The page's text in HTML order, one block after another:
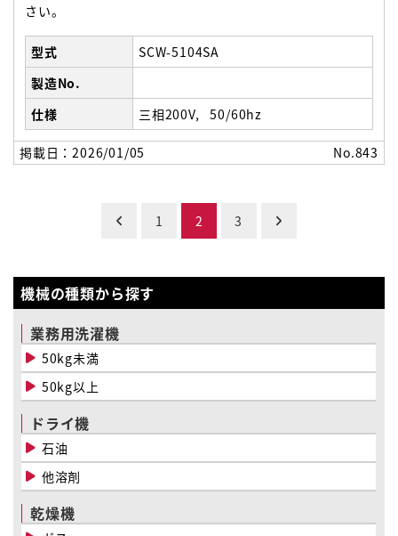
さい。
型式
SCW-5104SA
製造No.
仕様
三相200V 50/60hz
掲載日：2026/01/05 No.843
の
ペ
ー
ジ
送
り
1 2 3
機械の種類から探す
業務用洗濯機
50kg未満
50kg以上
ドライ機
石油
他溶剤
乾燥機